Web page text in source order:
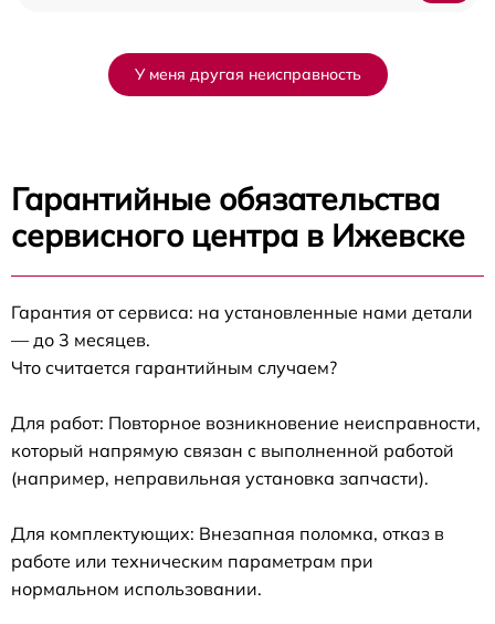
У меня другая неисправность
Гарантийные обязательства
сервисного центра в Ижевске
Гарантия от сервиса: на установленные нами детали
— до 3 месяцев.
Что считается гарантийным случаем?
Для работ: Повторное возникновение неисправности,
который напрямую связан с выполненной работой
(например, неправильная установка запчасти).
Для комплектующих: Внезапная поломка, отказ в
работе или техническим параметрам при
нормальном использовании.